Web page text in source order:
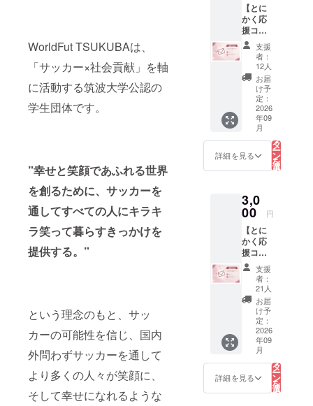
WorldFut TSUKUBAは、
「サッカー×社会貢献」を軸
に活動する筑波大学公認の
学生団体です。
”幸せと笑顔であふれる世界
を創るために、サッカーを
通してすべての人にキラキ
ラ笑って暮らすきっかけを
提供する。”
という理念のもと、サッ
カーの可能性を信じ、国内
外問わずサッカーを通して
より多くの人々が笑顔に、
そして幸せになれるような
【とに
かく応
援コー
ス】 応
援して
いただ
けるお
気持ち
がとて
も嬉し
いで
す！ 返
礼品な
しの支
援のみ
のコー
なって
おりま
す。 皆
様から
のご支
援は、
プロ
ジェク
トのた
めに大
切に使
わせて
いただ
きま
す。 ・
お礼
メール
支援
者：
12人
お届
け予
定：
2026
年09
月
詳細を見る
リ
タ
ー
ン
を
選
択
3,0
00 円
【とに
かく応
援コー
ス】 応
援して
いただ
けるお
気持ち
がとて
も嬉し
いで
す！ 返
礼品な
しの支
援のみ
のコー
支援
者：
21人
お届
け予
定：
2026
年09
月
詳細を見る
リ
タ
ー
ン
を
選
択